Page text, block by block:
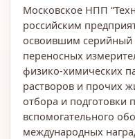
Московское НПП
российским
освоившим серийный
переносных
физико-химических
растворов и прочих
отбора и подготовки
вспомогательного
международных